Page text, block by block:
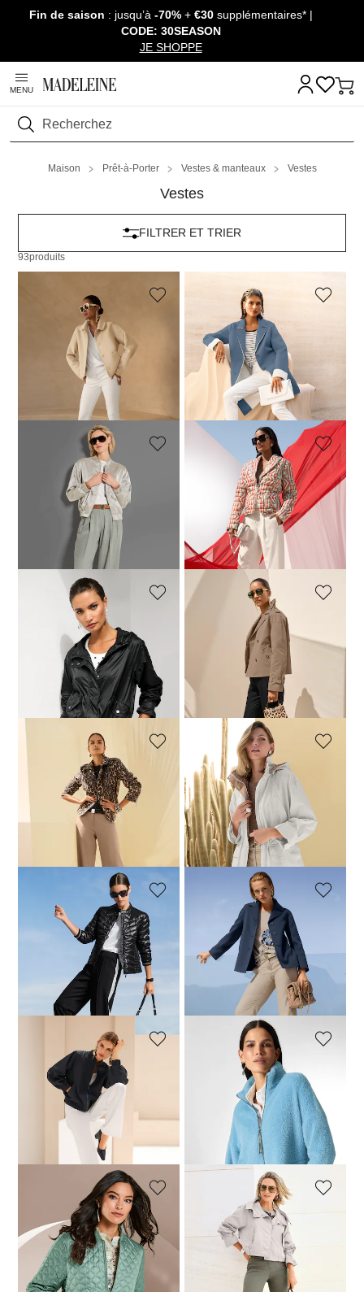
Passer la navigation, aller au contenu
Fin de saison : jusqu’à -70%+ €30 supplémentaires* |
CODE: 30SEASON
JE SHOPPE
MENU
Rechercher
Maison Prêt-à-Porter Vestes & manteaux Vestes
Vestes
93produits
FILTRER ET TRIER
MADELEINE
389,95 €
MADELEINE
Manteau
149,95 €279,95 €
Meilleur prix sous 30 jours**:
(-28%)
MADELEINE
229,95 €
Meilleur prix sous 30 jours**:
(-69%)
MADELEINE
Veste matelassée
239,95 €
Meilleur prix sous 30 jours**:
129,95 € (-15%)
209,95 €
Meilleur prix sous 30 jours**:
(-16%)
239,95 €
Meilleur prix sous 30 jours**:
199,95 €
(-52%)
MADELEINE
239,95 €
Meilleur prix sous 30 jours**:
(-50%)
MADELEINE
Veste
209,95 €359,95 €
Meilleur prix sous 30 jours**:
349,95 €
(-40%)
MADELEINE
239,95 €
MADELEINE
Veste double face. Pure laine
114,95 €389,95 €
Meilleur prix sous 30 jours**:
(-23%)
MADELEINE
Blouson
229,95 €
Meilleur prix sous 30 jours**:
199,95 €
Meilleur prix sous 30 jours**:
(-7%)
MADELEINE
Blouson réversible
139,95 €239,95 €
MADELEINE
Veste
169,95 €239,95 €
Meilleur prix sous 30 jours**: